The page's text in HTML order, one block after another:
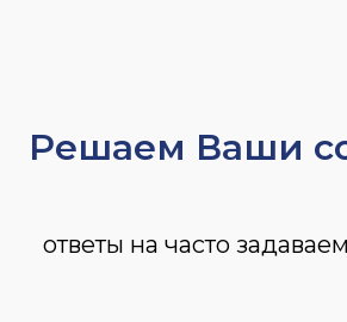
Решаем Ваши
ответы на часто